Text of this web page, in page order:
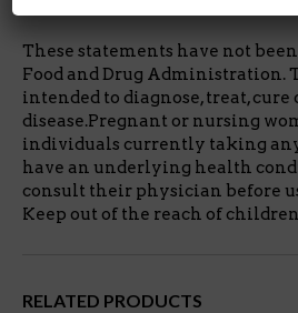
These statements have not
Food and Drug Administration.
intended to diagnose, treat, cure
disease.Pregnant or nursing
individuals currently taking
have an underlying health
consult their physician before
Keep out of the reach of
RELATED PRODUCTS